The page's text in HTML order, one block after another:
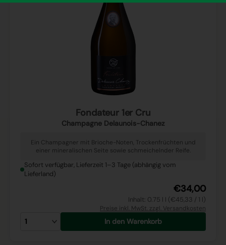
Fondateur 1er Cru
Champagne Delaunois-Chanez
Ein Champagner mit Brioche-Noten, Trockenfrüchten und
einer mineralischen Seite sowie schmeichelnder Reife.
Sofort verfügbar, Lieferzeit 1–3 Tage (abhängig vom
Lieferland)
€34,00
Inhalt: 0.75 l l (€45,33 / 1 l)
Preise inkl. MwSt. zzgl. Versandkosten
In den Warenkorb